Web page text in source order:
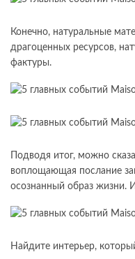
Конечно, натуральные
драгоценных ресурсов,
фактуры.
Подводя итог, можно
воплощающая послание
осознанный образ жизни.
Найдите интерьер,